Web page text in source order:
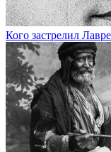
Кого застрелил